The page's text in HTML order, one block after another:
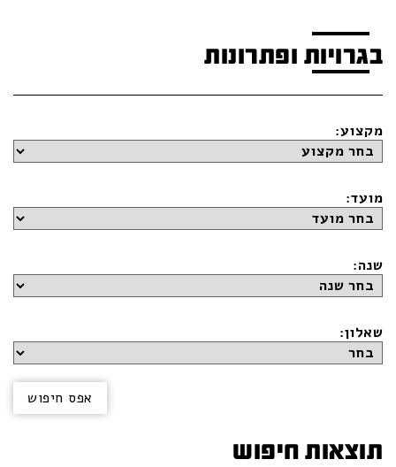
בגרויות ופתרונות
מקצוע:
מועד:
שנה:
שאלון:
תוצאות חיפוש